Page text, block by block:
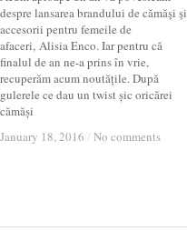
despre lansarea brandului de cămăşi şi
accesorii pentru femeile de
afaceri, Alisia Enco. Iar pentru că
finalul de an ne-a prins în vrie,
recuperăm acum noutățile. După
gulerele ce dau un twist șic oricărei
cămăși
January 18, 2016 / No comments
January 18, 2016 / No comments